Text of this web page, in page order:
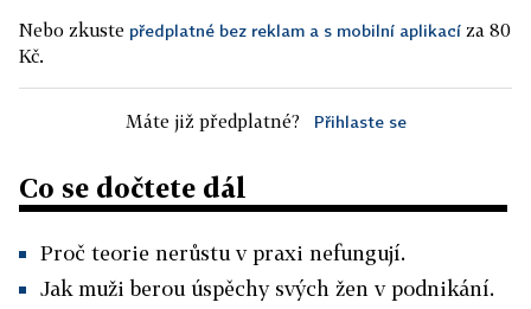
Nebo zkuste předplatné bez reklam a s mobilní aplikací za 80
Kč.
Máte již předplatné? Přihlaste se
Co se dočtete dál
Proč teorie nerůstu v praxi nefungují.
Jak muži berou úspěchy svých žen v podnikání.